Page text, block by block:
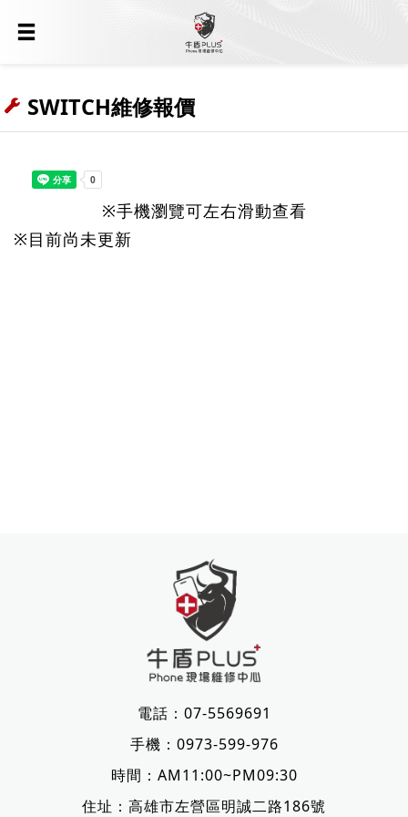
SWITCH維修報價
※手機瀏覽可左右滑動查看
※目前尚未更新
電話： 07-5569691
手機： 0973-599-976
時間：AM11:00~PM09:30
住址： 高雄市左營區明誠二路186號